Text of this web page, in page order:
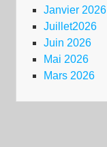
Janvier 2026
Juillet2026
Juin 2026
Mai 2026
Mars 2026